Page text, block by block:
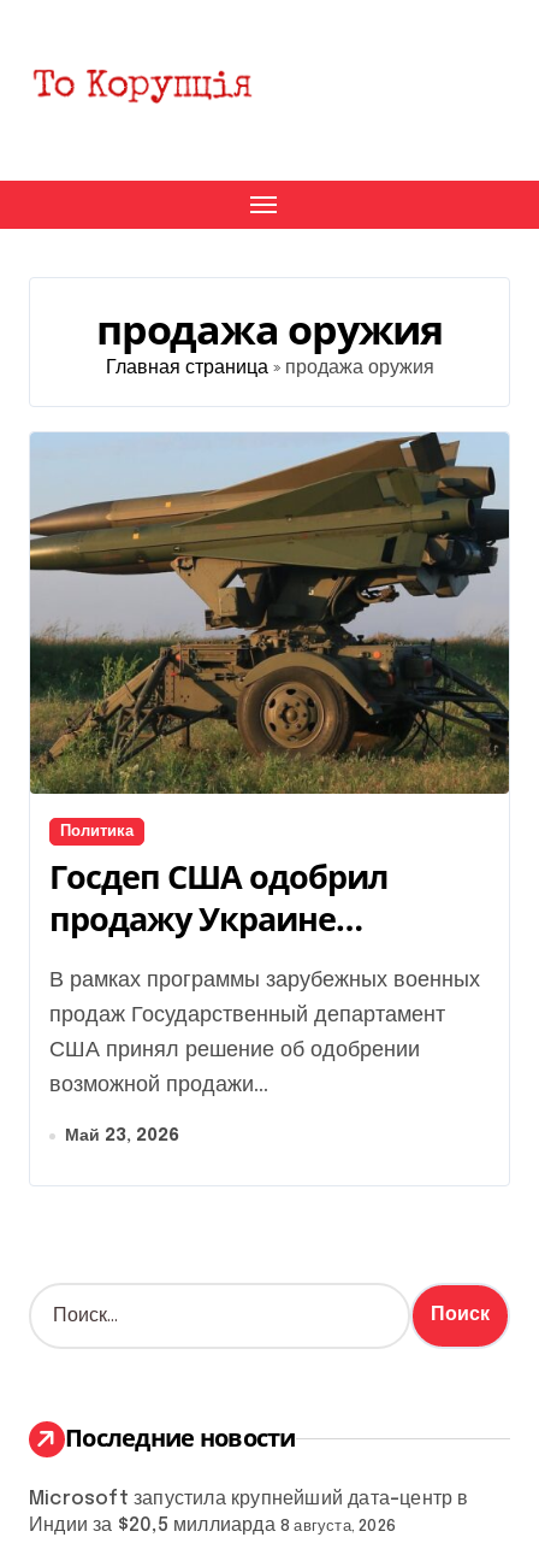
содержанию
продажа оружия
Главная страница» продажа оружия
Политика
Госдеп США одобрил
продажу Украине
оборудования для ЗРК
HAWK
В рамках программы зарубежных военных
продаж Государственный департамент
США принял решение об одобрении
возможной продажи...
Май 23, 2026
Н
а
:
Последние новости
Microsoft запустила крупнейший дата-центр в
Индии за $20,5 миллиарда 8 августа, 2026